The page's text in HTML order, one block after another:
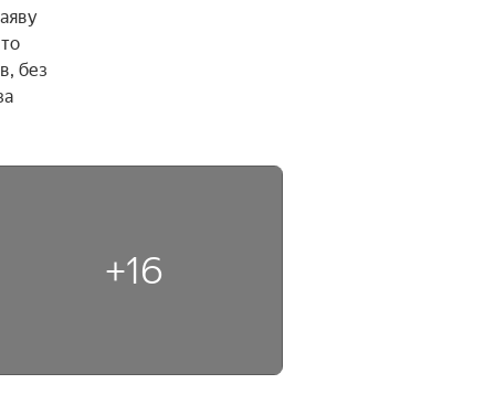
без
+16